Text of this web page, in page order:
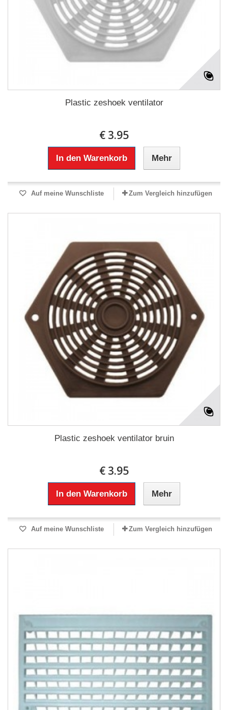
Plastic zeshoek ventilator
€ 3.95
In den Warenkorb Mehr
Auf meine Wunschliste Zum Vergleich hinzufügen
Plastic zeshoek ventilator bruin
€ 3.95
In den Warenkorb Mehr
Auf meine Wunschliste Zum Vergleich hinzufügen